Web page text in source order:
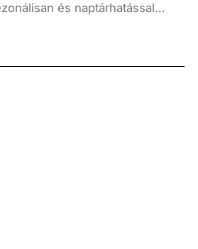
és naptárhatással
előző negyedévhez képest 0,4